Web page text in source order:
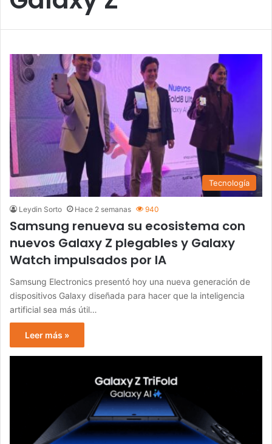
Tecnología
Leydin Sorto Hace 2 semanas 940
Samsung renueva su ecosistema con
nuevos Galaxy Z plegables y Galaxy
Watch impulsados por IA
Samsung Electronics presentó hoy una nueva generación de
dispositivos Galaxy diseñada para hacer que la inteligencia
artificial sea más útil…
Leer más »